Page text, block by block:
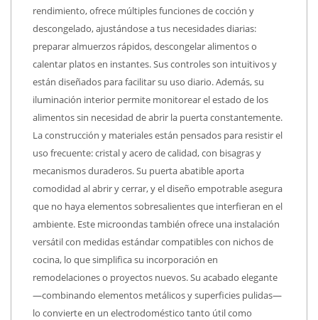
rendimiento, ofrece múltiples funciones de cocción y
descongelado, ajustándose a tus necesidades diarias:
preparar almuerzos rápidos, descongelar alimentos o
calentar platos en instantes. Sus controles son intuitivos y
están diseñados para facilitar su uso diario. Además, su
iluminación interior permite monitorear el estado de los
alimentos sin necesidad de abrir la puerta constantemente.
La construcción y materiales están pensados para resistir el
uso frecuente: cristal y acero de calidad, con bisagras y
mecanismos duraderos. Su puerta abatible aporta
comodidad al abrir y cerrar, y el diseño empotrable asegura
que no haya elementos sobresalientes que interfieran en el
ambiente. Este microondas también ofrece una instalación
versátil con medidas estándar compatibles con nichos de
cocina, lo que simplifica su incorporación en
remodelaciones o proyectos nuevos. Su acabado elegante
—combinando elementos metálicos y superficies pulidas—
lo convierte en un electrodoméstico tanto útil como